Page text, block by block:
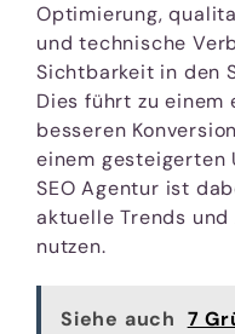
Optimierung,
und technische
Sichtbarkeit in den
Dies führt zu
besseren
einem gesteigerten
SEO Agentur ist
aktuelle Trends
nutzen.
Siehe auch 7